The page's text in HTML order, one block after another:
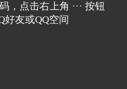
，点击右上角 ··· 按钮
好友或QQ空间